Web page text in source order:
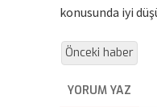
konusunda iyi
Önceki haber
YORUM YAZ